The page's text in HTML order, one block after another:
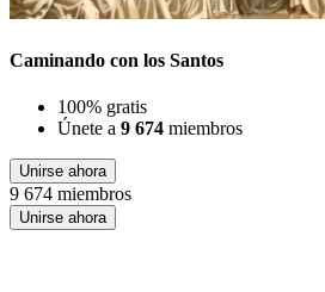
Caminando con los Santos
100% gratis
Únete a 9 674 miembros
Unirse ahora
9 674 miembros
Unirse ahora